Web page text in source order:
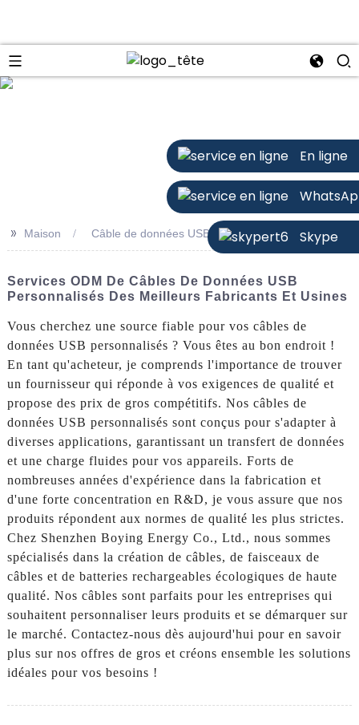
En ligne
Skype
>> Maison Câble de données USB personnalisé
Services ODM De Câbles De Données USB
Personnalisés Des Meilleurs Fabricants Et Usines
Vous cherchez une source fiable pour vos câbles de
données USB personnalisés ? Vous êtes au bon endroit !
En tant qu'acheteur, je comprends l'importance de trouver
un fournisseur qui réponde à vos exigences de qualité et
propose des prix de gros compétitifs. Nos câbles de
données USB personnalisés sont conçus pour s'adapter à
diverses applications, garantissant un transfert de données
et une charge fluides pour vos appareils. Forts de
nombreuses années d'expérience dans la fabrication et
d'une forte concentration en R&D, je vous assure que nos
produits répondent aux normes de qualité les plus strictes.
Chez Shenzhen Boying Energy Co., Ltd., nous sommes
spécialisés dans la création de câbles, de faisceaux de
câbles et de batteries rechargeables écologiques de haute
qualité. Nos câbles sont parfaits pour les entreprises qui
souhaitent personnaliser leurs produits et se démarquer sur
le marché. Contactez-nous dès aujourd'hui pour en savoir
plus sur nos offres de gros et créons ensemble les solutions
idéales pour vos besoins !